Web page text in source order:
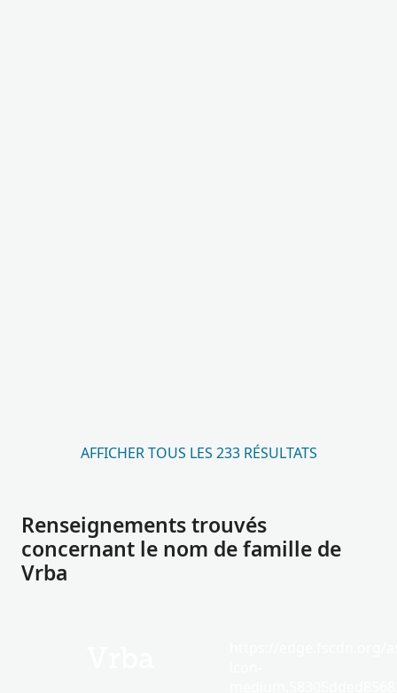
AFFICHER TOUS LES 233 RÉSULTATS
Renseignements trouvés
concernant le nom de famille de
Vrba